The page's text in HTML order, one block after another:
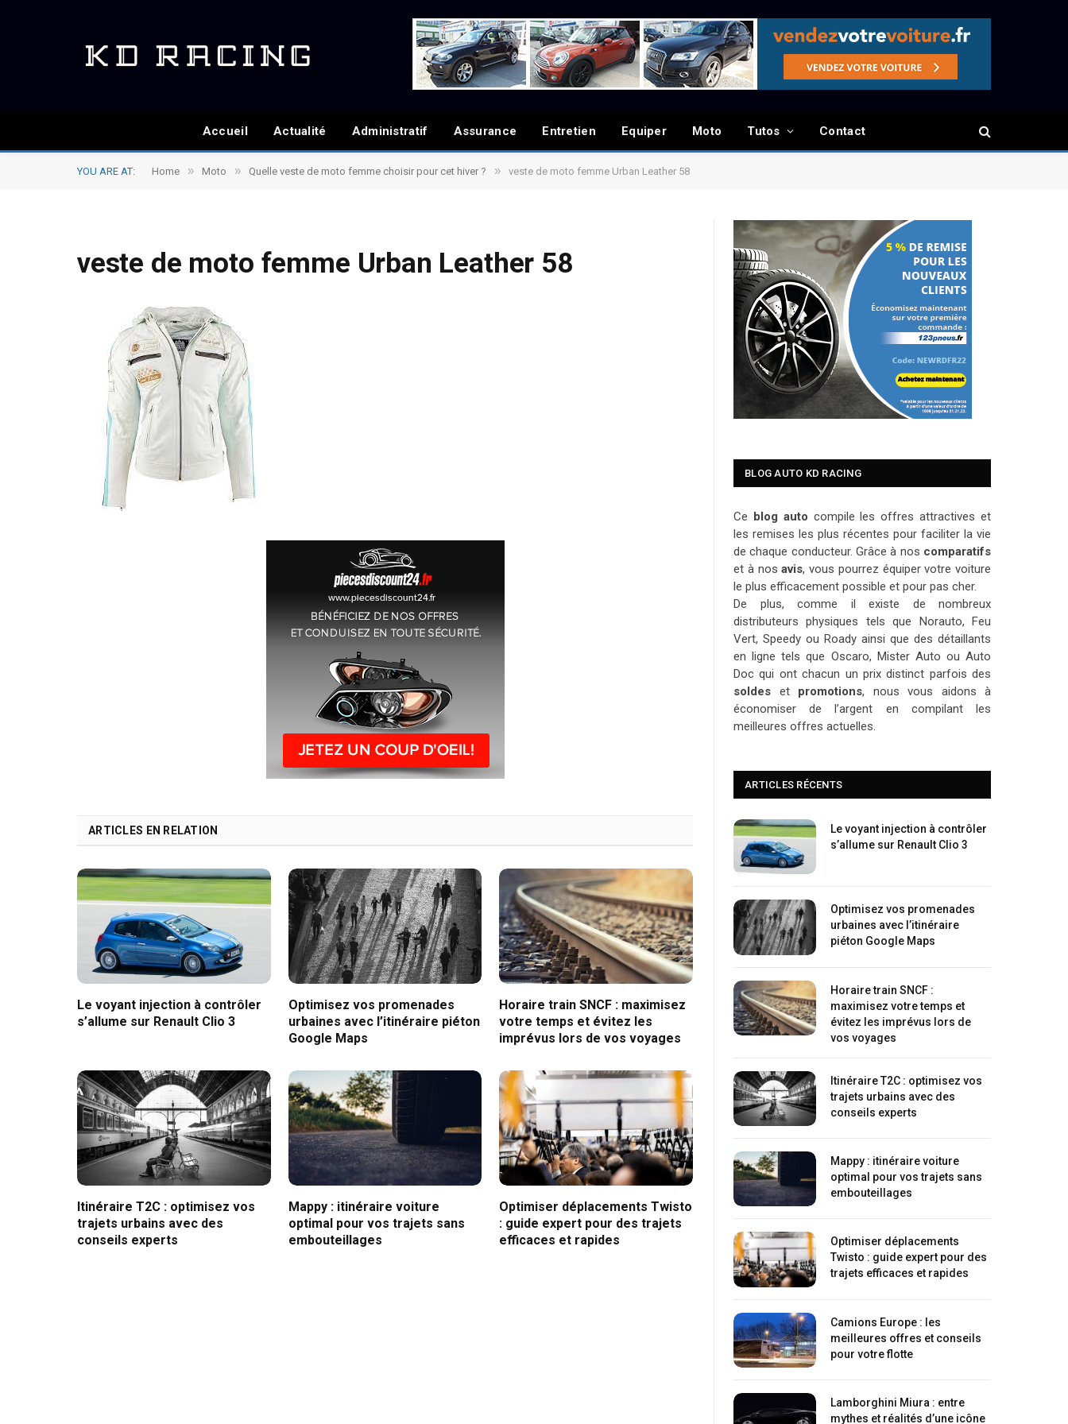
Accueil Actualité Administratif Assurance Entretien Equiper Moto Tutos Contact
YOU ARE AT: Home » Moto » Quelle veste de moto femme choisir pour cet hiver ? » veste de moto femme Urban Leather 58
veste de moto femme Urban Leather 58
ARTICLES EN RELATION
Le voyant injection à contrôler
s’allume sur Renault Clio 3
Optimisez vos promenades
urbaines avec l’itinéraire piéton
Google Maps
Horaire train SNCF : maximisez
votre temps et évitez les
imprévus lors de vos voyages
Itinéraire T2C : optimisez vos
trajets urbains avec des
conseils experts
Mappy : itinéraire voiture
optimal pour vos trajets sans
embouteillages
Optimiser déplacements Twisto
: guide expert pour des trajets
efficaces et rapides
BLOG AUTO KD RACING
Ce blog auto compile les offres attractives et
les remises les plus récentes pour faciliter la vie
de chaque conducteur. Grâce à nos comparatifs
et à nosavis, vous pourrez équiper votre voiture
le plus efficacement possible et pour pas cher.
De plus, comme il existe de nombreux
distributeurs physiques tels que Norauto, Feu
Vert, Speedy ou Roady ainsi que des détaillants
en ligne tels que Oscaro, Mister Auto ou Auto
Doc qui ont chacun un prix distinct parfois des
soldes et promotions, nous vous aidons à
économiser de l’argent en compilant les
meilleures offres actuelles.
ARTICLES RÉCENTS
Le voyant injection à contrôler
s’allume sur Renault Clio 3
Optimisez vos promenades
urbaines avec l’itinéraire
piéton Google Maps
Horaire train SNCF :
maximisez votre temps et
évitez les imprévus lors de
vos voyages
Itinéraire T2C : optimisez vos
trajets urbains avec des
conseils experts
Mappy : itinéraire voiture
optimal pour vos trajets sans
embouteillages
Optimiser déplacements
Twisto : guide expert pour des
trajets efficaces et rapides
Camions Europe : les
meilleures offres et conseils
pour votre flotte
Lamborghini Miura : entre
mythes et réalités d’une icône